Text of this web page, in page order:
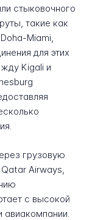
стыковочного
такие как
Miami,
для этих
Kigali и
грузовую
Airways,
с высокой
авиакомпании.